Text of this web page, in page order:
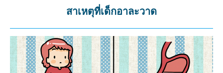
สาเหตุที่เด็กอาละวาด